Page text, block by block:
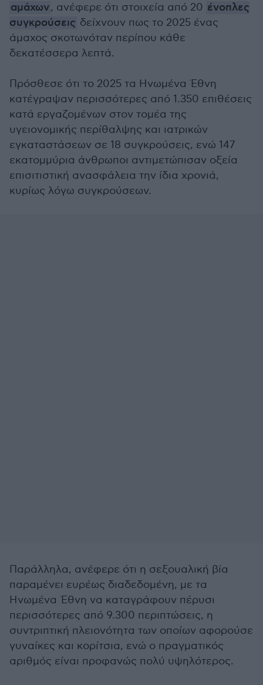
αμάχων, ανέφερε ότι στοιχεία από 20 ένοπλες
συγκρούσεις δείχνουν πως το 2025 ένας
άμαχος σκοτωνόταν περίπου κάθε
δεκατέσσερα λεπτά.
Πρόσθεσε ότι το 2025 τα Ηνωμένα Έθνη
κατέγραψαν περισσότερες από 1.350 επιθέσεις
κατά εργαζομένων στον τομέα της
υγειονομικής περίθαλψης και ιατρικών
εγκαταστάσεων σε 18 συγκρούσεις, ενώ 147
εκατομμύρια άνθρωποι αντιμετώπισαν οξεία
επισιτιστική ανασφάλεια την ίδια χρονιά,
κυρίως λόγω συγκρούσεων.
Παράλληλα, ανέφερε ότι η σεξουαλική βία
παραμένει ευρέως διαδεδομένη, με τα
Ηνωμένα Έθνη να καταγράφουν πέρυσι
περισσότερες από 9.300 περιπτώσεις, η
συντριπτική πλειονότητα των οποίων αφορούσε
γυναίκες και κορίτσια, ενώ ο πραγματικός
αριθμός είναι προφανώς πολύ υψηλότερος.